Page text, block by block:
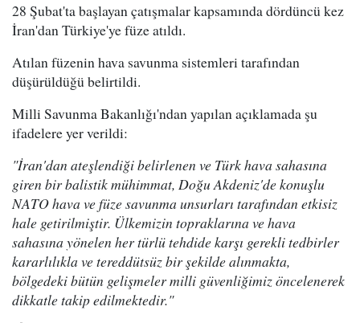
28 Şubat'ta başlayan çatışmalar kapsamında dördüncü kez
İran'dan Türkiye'ye füze atıldı.
Atılan füzenin hava savunma sistemleri tarafından
düşürüldüğü belirtildi.
Milli Savunma Bakanlığı'ndan yapılan açıklamada şu
ifadelere yer verildi:
"İran'dan ateşlendiği belirlenen ve Türk hava sahasına
giren bir balistik mühimmat, Doğu Akdeniz'de konuşlu
NATO hava ve füze savunma unsurları tarafından etkisiz
hale getirilmiştir. Ülkemizin topraklarına ve hava
sahasına yönelen her türlü tehdide karşı gerekli tedbirler
kararlılıkla ve tereddütsüz bir şekilde alınmakta,
bölgedeki bütün gelişmeler milli güvenliğimiz öncelenerek
dikkatle takip edilmektedir."